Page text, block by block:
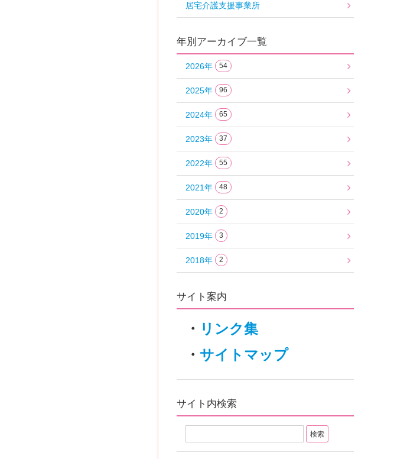
居宅介護支援事業所
年別アーカイブ一覧
2026年 54
2025年 96
2024年 65
2023年 37
2022年 55
2021年 48
2020年 2
2019年 3
2018年 2
サイト案内
・ リンク集
・ サイトマップ
サイト内検索